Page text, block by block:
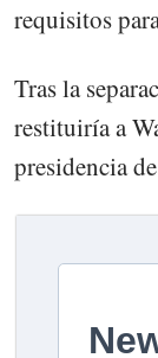
requisitos
Tras la
restituiría a
presidencia